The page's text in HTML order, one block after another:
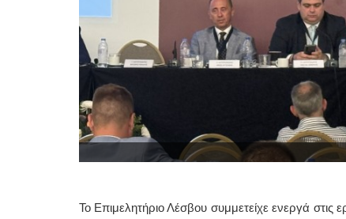
Το Επιμελητήριο Λέσβου συμμετείχε ενεργά στις